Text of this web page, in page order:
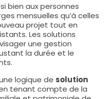
bien aux personnes
mensuelles qu’à celles
projet tout en
Les solutions
une gestion
la durée et le
logique de solution
tenant compte de la